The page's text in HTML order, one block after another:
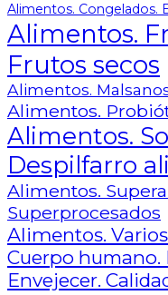
Alimentos. Congelados.
Alimentos.
Frutos secos
Alimentos.
Alimentos.
Alimentos.
Despilfarro
Alimentos.
Superprocesados
Alimentos.
Cuerpo humano.
Envejecer.